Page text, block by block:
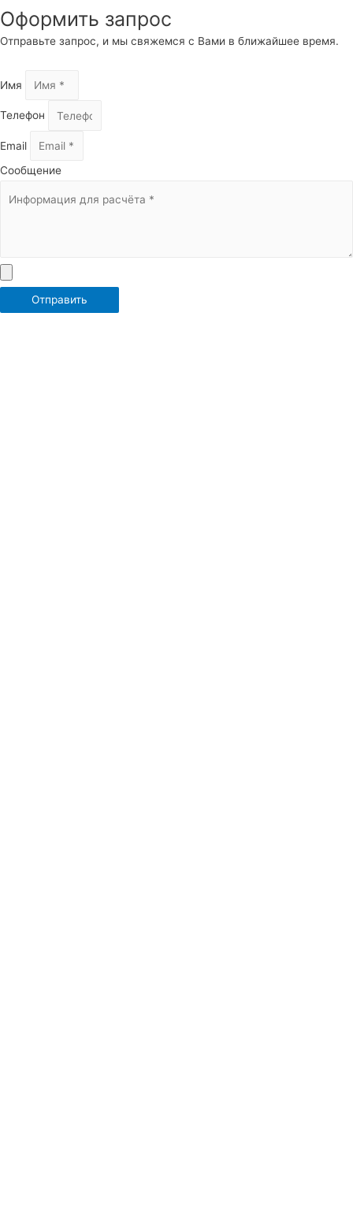
вверх
Оформить запрос
Отправьте запрос, и мы свяжемся с Вами в ближайшее время.
Имя
Телефон
Email
Сообщение
Отправить